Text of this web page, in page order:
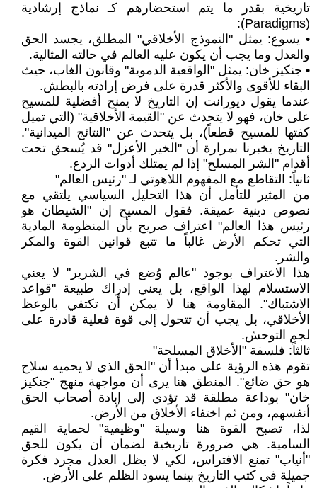
تاريخية بقدر ما يتم استحضارهم كـ نماذج إرشادية
(Paradigms):
• يسوع: يمثل "النموذج الأخلاقي" المطلق، يجسد الحق
والعدل وما يجب أن يكون عليه العالم في حالته المثالية.
• جنكيز خان: يمثل "الواقعية الدموية" وقانون الغاب، حيث
البقاء للأقوى والأكثر قدرة على فرض إرادته بالبطش.
عندما يقول ديورانت إن التاريخ لا يمنح أفضلية للمسيح
على خان، فهو لا يتحدث عن "القيمة الأخلاقية" (التي تميل
كفتها للمسيح قطعاً)، بل يتحدث عن "النتائج الميدانية".
التاريخ يخبرنا بمرارة أن "الخير الأعزل" قد يُسحق تحت
أقدام "الشر المسلح" إذا لم يمتلك أدوات الردع.
ثانياً: التقاطع مع المفهوم اللاهوتي لـ "رئيس العالم"
من المثير للتأمل أن هذا التحليل السياسي يلتقي مع
نصوص دينية عميقة. فقول المسيح إن "الشيطان هو
رئيس هذا العالم" اعتراف صريح بأن المنظومة المادية
التي تحكم الأرض غالباً ما تتبع قوانين القوة والمكر
والشر.
هذا الاعتراف بوجود "عالم وُضع في الشرير" لا يعني
الاستسلام لهذا الواقع، بل يعني إدراك طبيعة "قواعد
الاشتباك". المقاومة هنا لا يمكن أن تكتفي بالوعظ
الأخلاقي، بل يجب أن تتحول إلى قوة فعلية قادرة على
لجم التوحش.
ثالثاً: فلسفة "الأخلاق المسلحة"
تقوم هذه الرؤية على مبدأ أن "الحق الذي لا يحميه سلاح
هو حق ضائع". المنطق هنا يرى أن مواجهة منهج "جنكيز
خان" بوداعة مطلقة قد تؤدي إلى إبادة أصحاب الحق
أنفسهم، ومن ثم اختفاء الأخلاق من الأرض.
لذا، تصبح القوة هنا وسيلة "وظيفية" لحماية القيم
السامية. هي ضرورة تاريخية لضمان أن يكون للحق
"أنياب" تمنع الافتراس، لكي لا يظل العدل مجرد فكرة
جميلة في كتب التاريخ بينما يسود الظلم على الأرض.